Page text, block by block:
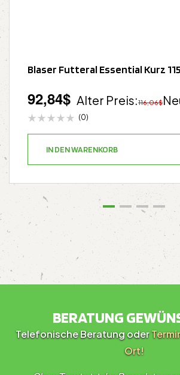
Blaser Futteral Essential Kurz
Alter Preis:116,06$
92,84$
(0)
IN DEN WARENKORB
BERATUNG
Telefonische Beratung oder
Ort!